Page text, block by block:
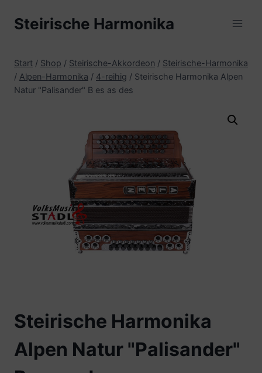
InhaltSteirische Harmonika
Start / Shop / Steirische-Akkordeon / Steirische-Harmonika
/ Alpen-Harmonika / 4-reihig / Steirische Harmonika Alpen
Natur "Palisander" B es as des
Steirische Harmonika
Alpen Natur "Palisander"